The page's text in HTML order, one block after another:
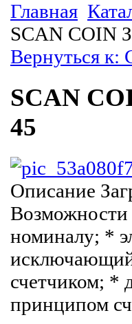
Главная
SCAN COIN
Вернуться к:
SCAN
45
Описание
Возможности
номиналу; *
исключающий
счетчиком; *
принципом